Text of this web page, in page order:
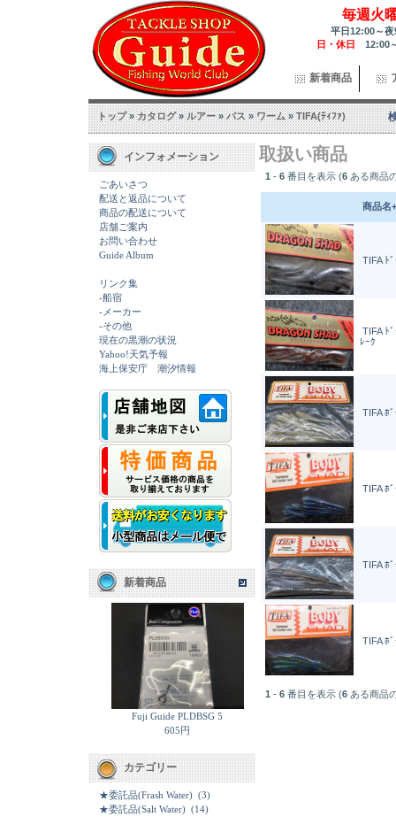
毎週火
平日12:00～
日・休日 12:00
新着商品
トップ»カタログ»ルアー»バス»ワーム»TIFA(ﾃｨﾌｧ)
インフォメーション
ごあいさつ
配送と返品について
商品の配送について
店舗ご案内
お問い合わせ
Guide Album
リンク集
-船宿
-メーカー
-その他
現在の黒潮の状況
Yahoo!天気予報
海上保安庁 潮汐情報
新着商品
Fuji Guide PLDBSG 5
605円
カテゴリー
★委託品(Frash Water) (3)
★委託品(Salt Water) (14)
取扱い商品
1 - 6 番目を表示 (6 ある商品
商品名+
TIFA ﾄ
TIFA ﾄ
ﾚｰｸ
TIFA ﾎ
TIFA ﾎ
TIFA ﾎ
TIFA ﾎ
1 - 6 番目を表示 (6 ある商品